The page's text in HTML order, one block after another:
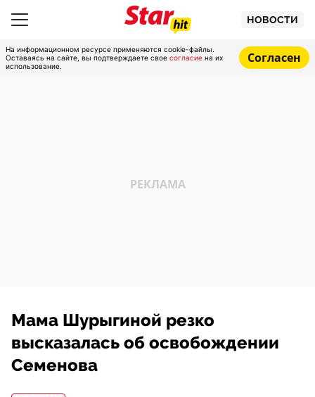
НОВОСТИ
На информационном ресурсе применяются cookie-файлы.
Оставаясь на сайте, вы подтверждаете свое согласие на их
использование.
Согласен
Мама Шурыгиной резко
высказалась об освобождении
Семенова